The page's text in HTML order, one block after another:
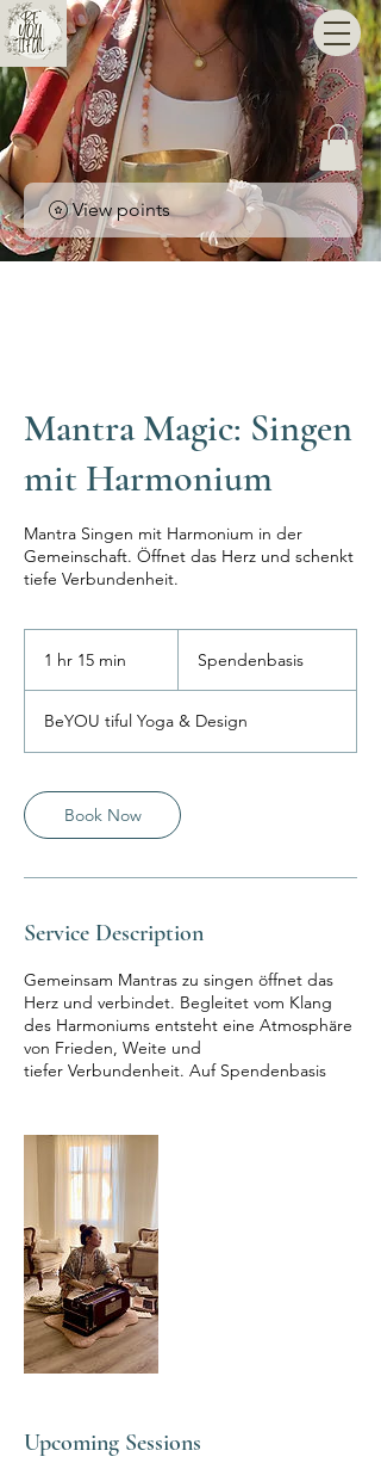
View points
Mantra Magic: Singen
mit Harmonium
Mantra Singen mit Harmonium in der
Gemeinschaft. Öffnet das Herz und schenkt
tiefe Verbundenheit.
1 hr 15 min
5
m
n
Spendenbasis
BeYOU tiful Yoga & Design
Book Now
Service Description
Gemeinsam Mantras zu singen öffnet das
Herz und verbindet. Begleitet vom Klang
des Harmoniums entsteht eine Atmosphäre
von Frieden, Weite und
tiefer Verbundenheit. Auf Spendenbasis
Upcoming Sessions